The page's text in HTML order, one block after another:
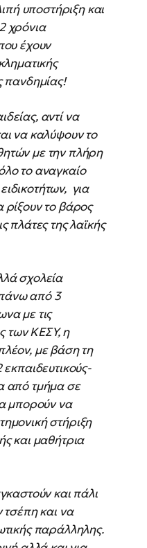
υποστήριξη και
χρόνια
έχουν
πανδημίας!
αντί να
να καλύψουν το
με την πλήρη
το αναγκαίο
για
το βάρος
πλάτες της λαϊκής
σχολεία
από 3
με τις
των ΚΕΣΥ, η
με βάση τη
από τμήμα σε
μπορούν να
στήριξη
και μαθήτρια
και πάλι
τσέπη και να
παράλληλης.